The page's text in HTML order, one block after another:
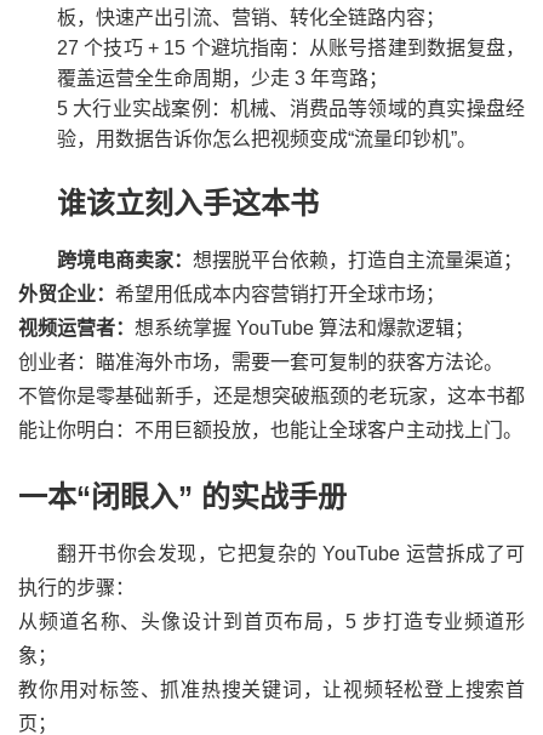
板，快速产出引流、营销、转化全链路内容；
27 个技巧 + 15 个避坑指南：从账号搭建到数据复盘，
覆盖运营全生命周期，少走 3 年弯路；
5 大行业实战案例：机械、消费品等领域的真实操盘经
验，用数据告诉你怎么把视频变成“流量印钞机”。
谁该立刻入手这本书
跨境电商卖家： 想摆脱平台依赖，打造自主流量渠道；
外贸企业： 希望用低成本内容营销打开全球市场；
视频运营者： 想系统掌握 YouTube 算法和爆款逻辑；
创业者：瞄准海外市场，需要一套可复制的获客方法论。
不管你是零基础新手，还是想突破瓶颈的老玩家，这本书都
能让你明白：不用巨额投放，也能让全球客户主动找上门。
一本“闭眼入” 的实战手册
翻开书你会发现，它把复杂的 YouTube 运营拆成了可
执行的步骤：
从频道名称、头像设计到首页布局，5 步打造专业频道形
象；
教你用对标签、抓准热搜关键词，让视频轻松登上搜索首
页；